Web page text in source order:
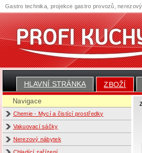
HLAVNÍ STRÁNKA ZBOŽÍ
Navigace
Chemie - Mycí a čistící prostředky
Vakuovací sáčky
Nerezový nábytek
Gastro technika, projekce gastro provozů,